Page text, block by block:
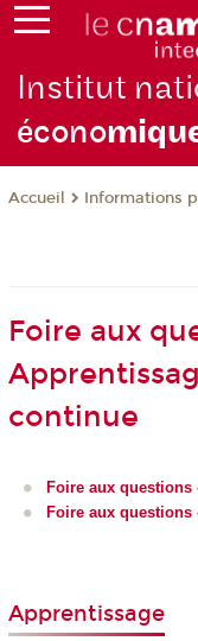
Institut
écono
Accueil Informations
Foire aux
continue
Foire aux questions
Foire aux questions
Apprentissage